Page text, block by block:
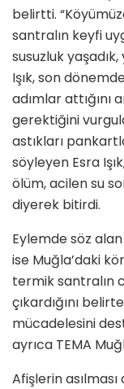
belirtti.
santralın keyfi
susuzluk
Işık, son
adımlar attığını
gerektiğini
astıkları
söyleyen Esra
ölüm, acilen su
diyerek bitirdi.
Eylemde söz
ise Muğla’daki
termik santralın
çıkardığını
mücadelesini
ayrıca TEMA
Afişlerin